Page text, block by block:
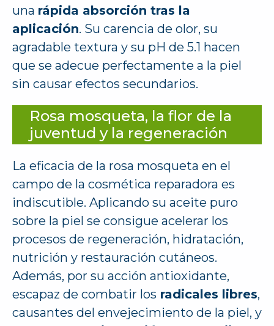
una rápida absorción tras la
aplicación. Su carencia de olor, su
agradable textura y su pH de 5.1 hacen
que se adecue perfectamente a la piel
sin causar efectos secundarios.
Rosa mosqueta, la flor de la
juventud y la regeneración
La eficacia de la rosa mosqueta en el
campo de la cosmética reparadora es
indiscutible. Aplicando su aceite puro
sobre la piel se consigue acelerar los
procesos de regeneración, hidratación,
nutrición y restauración cutáneos.
Además, por su acción antioxidante,
escapaz de combatir los radicales libres,
causantes del envejecimiento de la piel, y